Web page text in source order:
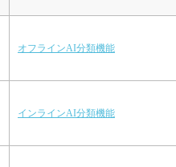
オフラインAI分類機能
インラインAI分類機能